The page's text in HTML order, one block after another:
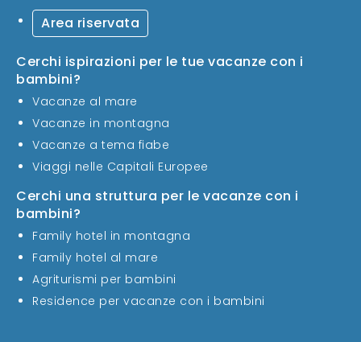
Area riservata
Cerchi ispirazioni per le tue vacanze con i
bambini?
Vacanze al mare
Vacanze in montagna
Vacanze a tema fiabe
Viaggi nelle Capitali Europee
Cerchi una struttura per le vacanze con i
bambini?
Family hotel in montagna
Family hotel al mare
Agriturismi per bambini
Residence per vacanze con i bambini